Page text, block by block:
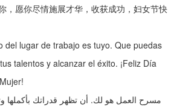
，愿你尽情施展才华，收获成功，妇女节快
del lugar de trabajo es tuyo. Que puedas
talentos y alcanzar el éxito. ¡Feliz Día
مسرح العمل هو لك. أن تظهر قدراتك بأكملها